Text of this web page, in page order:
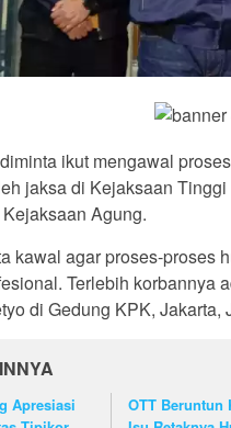
ikut mengawal
jaksa di Kejaksaan
Agung.
kawal agar proses-proses
Terlebih korbannya
di Gedung KPK, Jakarta,
Apresiasi
OTT Beruntun